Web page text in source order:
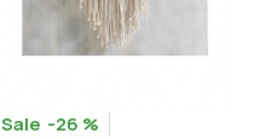
-26 %